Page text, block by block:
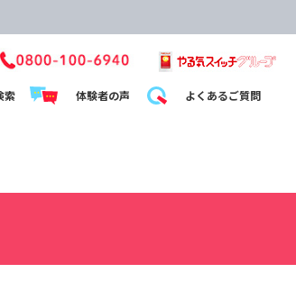
索 体験者の声 よくあるご質問